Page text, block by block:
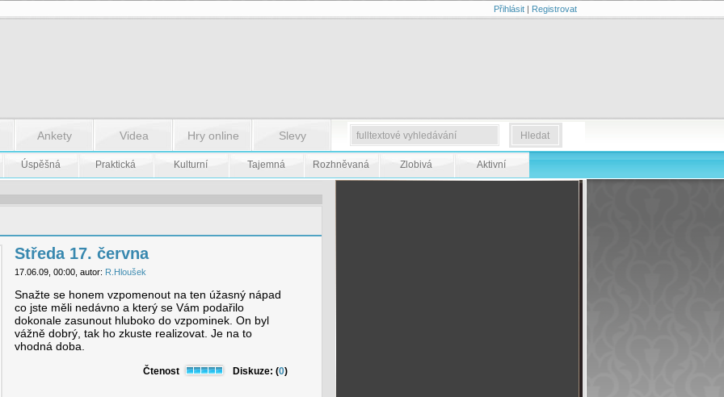
Přihlásit| Registrovat
Ankety Videa Hry online Slevy
Úspěšná Praktická Kulturní Tajemná Rozhněvaná Zlobivá Aktivní
Středa 17. června
17.06.09, 00:00, autor: R.Hloušek
Snažte se honem vzpomenout na ten úžasný nápad
co jste měli nedávno a který se Vám podařilo
dokonale zasunout hluboko do vzpominek. On byl
vážně dobrý, tak ho zkuste realizovat. Je na to
vhodná doba.
Čtenost Diskuze: (0)